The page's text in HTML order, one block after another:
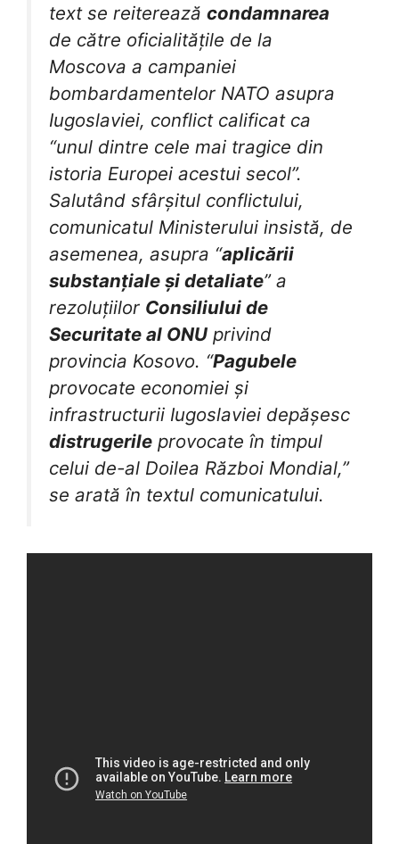
text se reiterează condamnarea
de către oficialitățile de la
Moscova a campaniei
bombardamentelor NATO asupra
Iugoslaviei, conflict calificat ca
“unul dintre cele mai tragice din
istoria Europei acestui secol”.
Salutând sfârșitul conflictului,
comunicatul Ministerului insistă, de
asemenea, asupra “aplicării
substanțiale și detaliate” a
rezoluțiilor Consiliului de
Securitate al ONU privind
provincia Kosovo. “Pagubele
provocate economiei și
infrastructurii Iugoslaviei depășesc
distrugerile provocate în timpul
celui de-al Doilea Război Mondial,”
se arată în textul comunicatului.